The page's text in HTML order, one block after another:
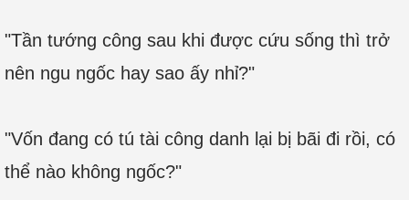
"Tần tướng công sau khi được cứu sống thì trở
nên ngu ngốc hay sao ấy nhỉ?"
"Vốn đang có tú tài công danh lại bị bãi đi rồi, có
thể nào không ngốc?"